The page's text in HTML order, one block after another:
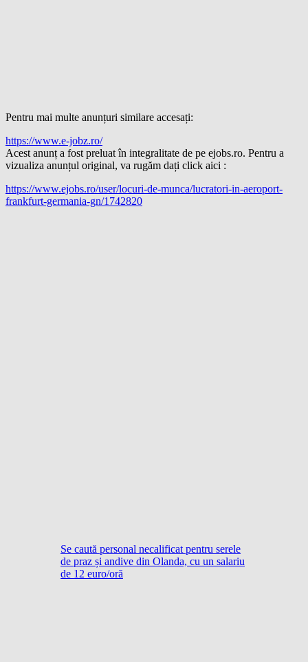
Pentru mai multe anunțuri similare accesați:
https://www.e-jobz.ro/
Acest anunț a fost preluat în integralitate de pe ejobs.ro. Pentru a
vizualiza anunțul original, va rugăm dați click aici :
https://www.ejobs.ro/user/locuri-de-munca/lucratori-in-aeroport-
frankfurt-germania-gn/1742820
Se caută personal necalificat pentru serele
de praz și andive din Olanda, cu un salariu
de 12 euro/oră